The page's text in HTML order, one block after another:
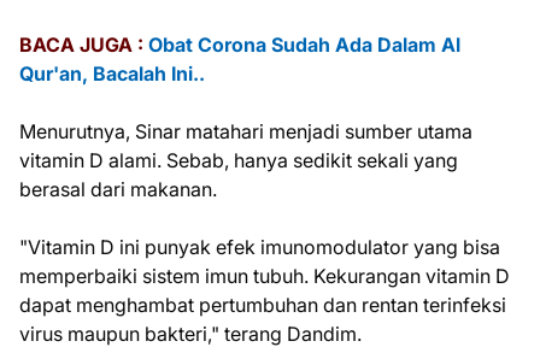
BACA JUGA : Obat Corona Sudah Ada Dalam Al
Qur'an, Bacalah Ini..
Menurutnya, Sinar matahari menjadi sumber utama
vitamin D alami. Sebab, hanya sedikit sekali yang
berasal dari makanan.
"Vitamin D ini punyak efek imunomodulator yang bisa
memperbaiki sistem imun tubuh. Kekurangan vitamin D
dapat menghambat pertumbuhan dan rentan terinfeksi
virus maupun bakteri," terang Dandim.